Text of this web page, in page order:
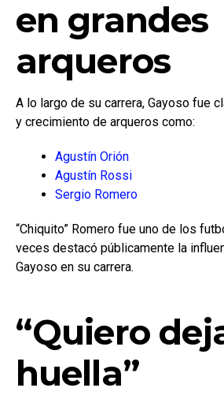
en grandes
arqueros
A lo largo de su carrera, Gayoso fue
y crecimiento de arqueros como:
Agustín Orión
Agustín Rossi
Sergio Romero
“Chiquito” Romero fue uno de los
veces destacó públicamente la
Gayoso en su carrera.
“Quiero
huella”